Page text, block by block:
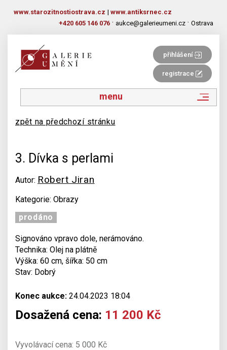
www.starozitnostiostrava.cz | www.antiksrnec.cz
+420 605 146 076 · aukce@galerieumeni.cz · Ostrava
přihlášení
registrace
menu
zpět na předchozí stránku
3. Dívka s perlami
Autor: Robert Jiran
Kategorie: Obrazy
prodáno
Signováno vpravo dole, nerámováno.
Technika: Olej na plátně
Výška: 60 cm, šířka: 50 cm
Stav: Dobrý
Konec aukce: 24.04.2023 18:04
Dosažená cena: 11 200 Kč
Vyvolávací cena: 5 000 Kč